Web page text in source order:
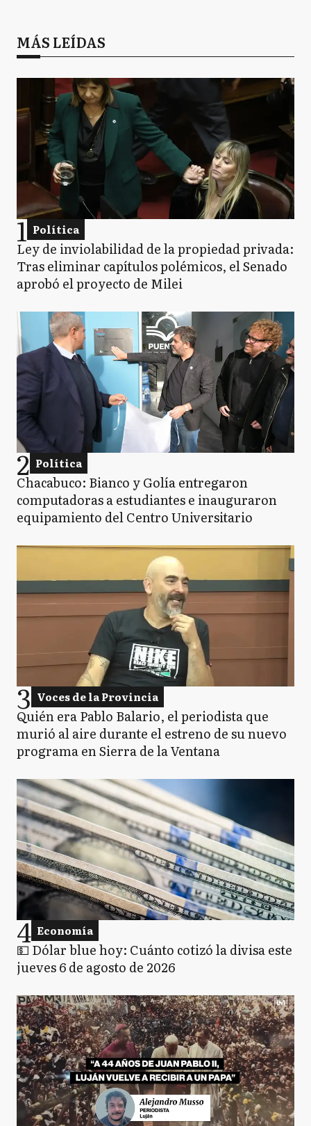
MÁS LEÍDAS
1 Política
Ley de inviolabilidad de la propiedad privada:
Tras eliminar capítulos polémicos, el Senado
aprobó el proyecto de Milei
2 Política
Chacabuco: Bianco y Golía entregaron
computadoras a estudiantes e inauguraron
equipamiento del Centro Universitario
3 Voces de la Provincia
Quién era Pablo Balario, el periodista que
murió al aire durante el estreno de su nuevo
programa en Sierra de la Ventana
4 Economía
💵 Dólar blue hoy: Cuánto cotizó la divisa este
jueves 6 de agosto de 2026